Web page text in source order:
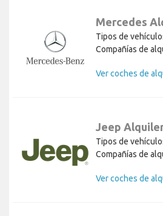
Mercedes
Tipos de
Compañías de
Ver coches de
Jeep
Tipos de
Compañías de
Ver coches de